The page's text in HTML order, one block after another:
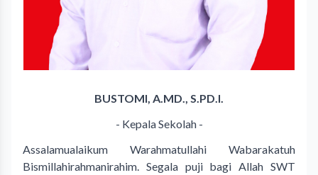
BUSTOMI, A.MD., S.PD.I.
- Kepala Sekolah -
Assalamualaikum Warahmatullahi Wabarakatuh
Bismillahirahmanirahim. Segala puji bagi Allah SWT